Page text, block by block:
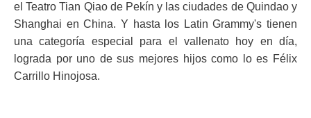
el Teatro Tian Qiao de Pekín y las ciudades de Quindao y
Shanghai en China. Y hasta los Latin Grammy's tienen
una categoría especial para el vallenato hoy en día,
lograda por uno de sus mejores hijos como lo es Félix
Carrillo Hinojosa.